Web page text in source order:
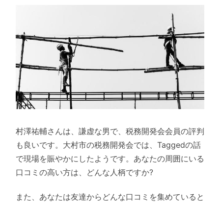
村澤祐輔さんは、謙虚な男で、税務開発会会員の評判
も良いです。大村市の税務開発会では、Taggedの話
で現場を賑やかにしたようです。あなたの周囲にいる
口コミの高い方は、どんな人柄ですか?
また、あなたは友達からどんな口コミを集めていると